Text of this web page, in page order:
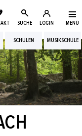
MENÜ
SUCHE LOGIN
SCHULEN MUSIKSCHULE